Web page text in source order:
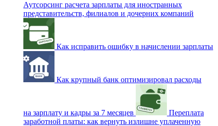
Аутсорсинг расчета зарплаты для иностранных
представительств, филиалов и дочерних компаний
Как исправить ошибку в начислении зарплаты
Как крупный банк оптимизировал расходы
на зарплату и кадры за 7 месяцев
Переплата
заработной платы: как вернуть излишне уплаченную